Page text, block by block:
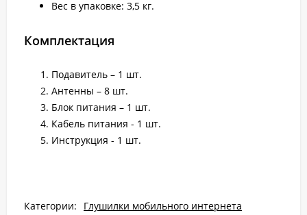
Вес в упаковке: 3,5 кг.
Комплектация
Подавитель – 1 шт.
Антенны – 8 шт.
Блок питания – 1 шт.
Кабель питания - 1 шт.
Инструкция - 1 шт.
Категории:
Глушилки мобильного интернета